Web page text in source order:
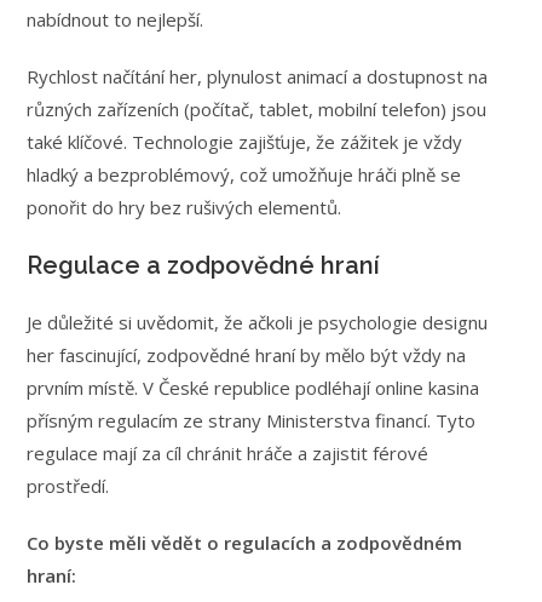
nabídnout to nejlepší.
Rychlost načítání her, plynulost animací a dostupnost na
různých zařízeních (počítač, tablet, mobilní telefon) jsou
také klíčové. Technologie zajišťuje, že zážitek je vždy
hladký a bezproblémový, což umožňuje hráči plně se
ponořit do hry bez rušivých elementů.
Regulace a zodpovědné hraní
Je důležité si uvědomit, že ačkoli je psychologie designu
her fascinující, zodpovědné hraní by mělo být vždy na
prvním místě. V České republice podléhají online kasina
přísným regulacím ze strany Ministerstva financí. Tyto
regulace mají za cíl chránit hráče a zajistit férové
prostředí.
Co byste měli vědět o regulacích a zodpovědném
hraní: